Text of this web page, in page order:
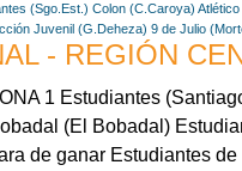
(Sgo.Est.) Colon (C.Caroya)
Juvenil (G.Deheza) 9 de Julio
- REGIÓN
1 Estudiantes
(El Bobadal)
de ganar Estudiantes